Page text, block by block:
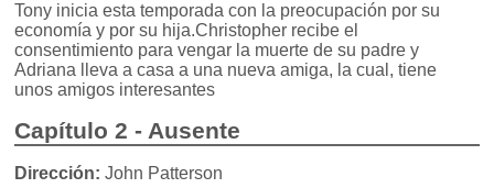
Tony inicia esta temporada con la preocupación por su
economía y por su hija.Christopher recibe el
consentimiento para vengar la muerte de su padre y
Adriana lleva a casa a una nueva amiga, la cual, tiene
unos amigos interesantes
Capítulo 2 - Ausente
Dirección: John Patterson